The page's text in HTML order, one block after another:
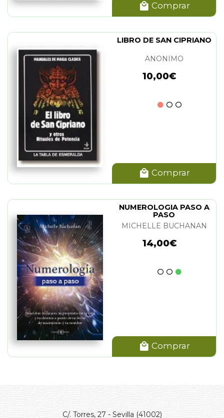
Comprar
LIBRO DE SAN CIPRIANO
ANONIMO
10,00€
Comprar
NUMEROLOGIA PASO A
PASO
MICHELLE BUCHANAN
14,00€
Comprar
C/. Torres, 27 - Sevilla (41002)